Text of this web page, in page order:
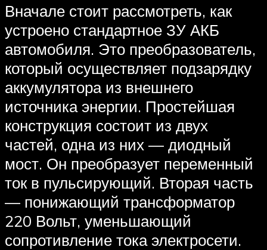
Вначале стоит рассмотреть, как
устроено стандартное ЗУ АКБ
автомобиля. Это преобразователь,
который осуществляет подзарядку
аккумулятора из внешнего
источника энергии. Простейшая
конструкция состоит из двух
частей, одна из них — диодный
мост. Он преобразует переменный
ток в пульсирующий. Вторая часть
— понижающий трансформатор
220 Вольт, уменьшающий
сопротивление тока электросети.